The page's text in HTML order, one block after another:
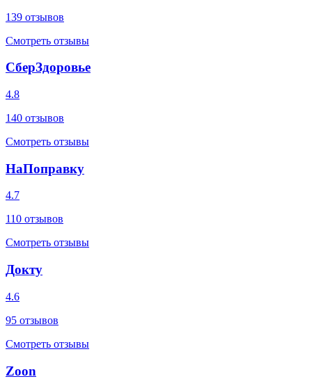
139 отзывов
Смотреть отзывы
СберЗдоровье
4.8
140 отзывов
Смотреть отзывы
НаПоправку
4.7
110 отзывов
Смотреть отзывы
Докту
4.6
95 отзывов
Смотреть отзывы
Zoon